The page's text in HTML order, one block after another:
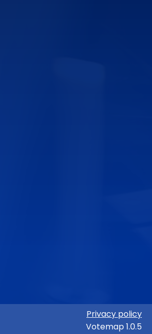
Privacy policy
Votemap 1.0.5